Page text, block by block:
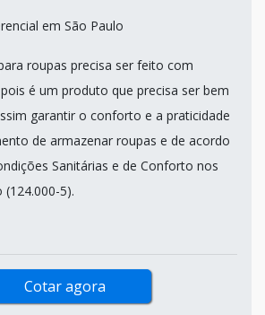
em São Paulo
roupas precisa ser feito com
é um produto que precisa ser bem
garantir o conforto e a praticidade
de armazenar roupas e de acordo
Sanitárias e de Conforto nos
5).
Cotar agora